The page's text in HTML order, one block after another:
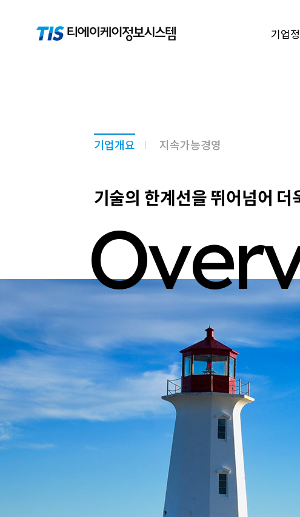
기업
기업개요 지속가능경영
기술의 한계선을 뛰어넘어
Over